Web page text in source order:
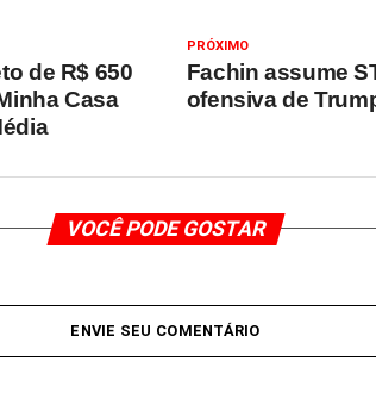
PRÓXIMO
Fachin assume
ofensiva de
de R$ 650
Casa
VOCÊ PODE GOSTAR
ENVIE SEU COMENTÁRIO